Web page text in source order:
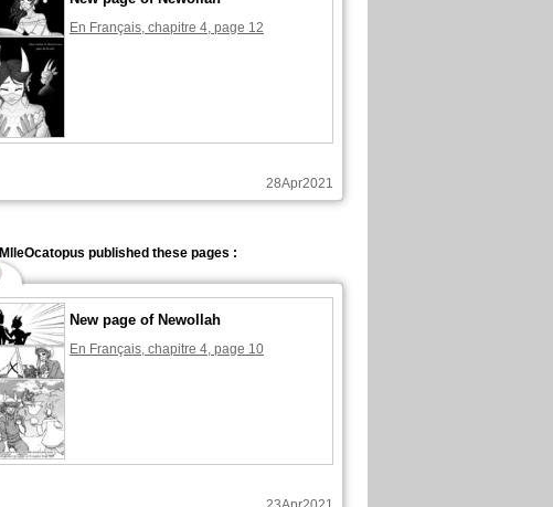
En Français, chapitre 4, page 12
28Apr2021
MlleOcatopus published these pages :
New page of Newollah
En Français, chapitre 4, page 10